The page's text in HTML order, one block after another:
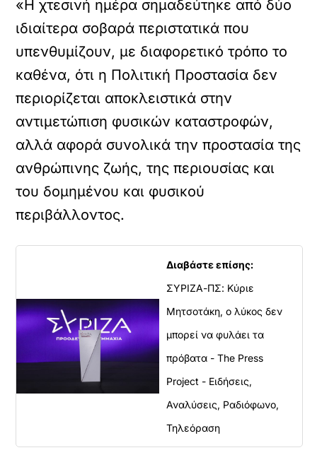
«Η χτεσινή ημέρα σημαδεύτηκε από δύο
ιδιαίτερα σοβαρά περιστατικά που
υπενθυμίζουν, με διαφορετικό τρόπο το
καθένα, ότι η Πολιτική Προστασία δεν
περιορίζεται αποκλειστικά στην
αντιμετώπιση φυσικών καταστροφών,
αλλά αφορά συνολικά την προστασία της
ανθρώπινης ζωής, της περιουσίας και
του δομημένου και φυσικού
περιβάλλοντος.
Διαβάστε επίσης:
ΣΥΡΙΖΑ-ΠΣ: Κύριε
Μητσοτάκη, ο λύκος δεν
μπορεί να φυλάει τα
πρόβατα - The Press
Project - Ειδήσεις,
Αναλύσεις, Ραδιόφωνο,
Τηλεόραση